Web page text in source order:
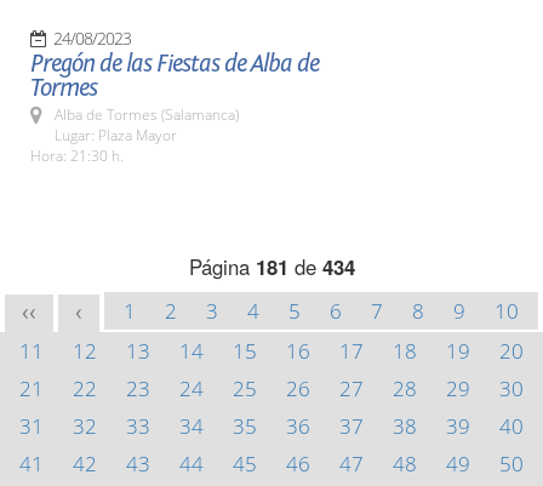
24/08/2023
Pregón de las Fiestas de Alba de
Tormes
Alba de Tormes (Salamanca)
Lugar: Plaza Mayor
Hora: 21:30 h.
Página 181 de 434
<< < 1 2 3 4 5 6 7 8 9
10
11
12 13 14 15 16 17 18 19
20
21
22 23 24 25 26 27 28 29
30
31
32 33 34 35 36 37 38 39
40
41
42 43 44 45 46 47 48 49
50